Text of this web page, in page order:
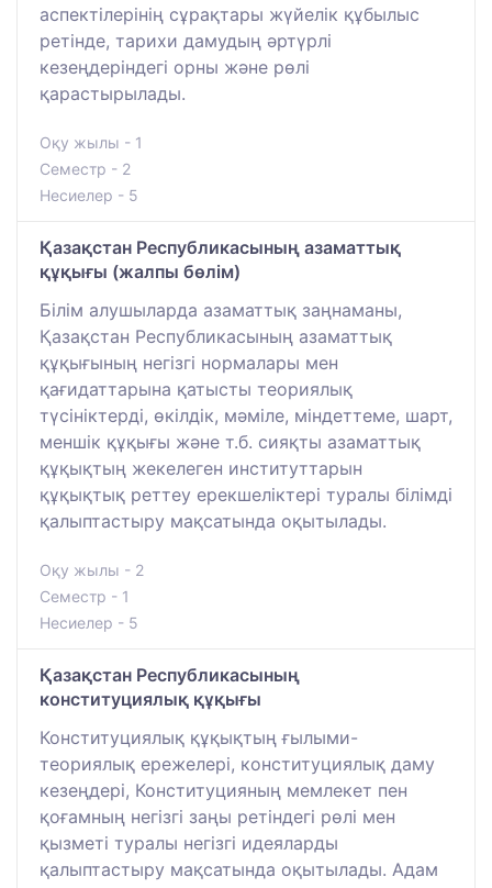
аспектілерінің сұрақтары жүйелік құбылыс
ретінде, тарихи дамудың әртүрлі
кезеңдеріндегі орны және рөлі
қарастырылады.
Оқу жылы - 1
Семестр - 2
Несиелер - 5
Қазақстан Республикасының азаматтық
құқығы (жалпы бөлім)
Білім алушыларда азаматтық заңнаманы,
Қазақстан Республикасының азаматтық
құқығының негізгі нормалары мен
қағидаттарына қатысты теориялық
түсініктерді, өкілдік, мәміле, міндеттеме, шарт,
меншік құқығы және т.б. сияқты азаматтық
құқықтың жекелеген институттарын
құқықтық реттеу ерекшеліктері туралы білімді
қалыптастыру мақсатында оқытылады.
Оқу жылы - 2
Семестр - 1
Несиелер - 5
Қазақстан Республикасының
конституциялық құқығы
Конституциялық құқықтың ғылыми-
теориялық ережелері, конституциялық даму
кезеңдері, Конституцияның мемлекет пен
қоғамның негізгі заңы ретіндегі рөлі мен
қызметі туралы негізгі идеяларды
қалыптастыру мақсатында оқытылады. Адам